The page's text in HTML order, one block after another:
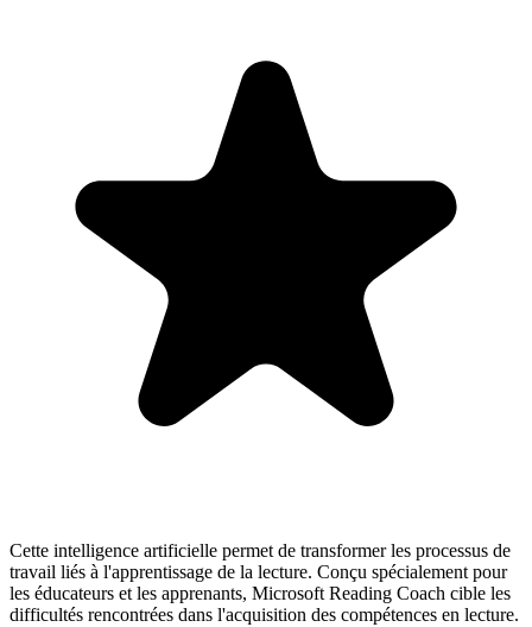
Cette intelligence artificielle permet de transformer les processus de
travail liés à l'apprentissage de la lecture. Conçu spécialement pour
les éducateurs et les apprenants, Microsoft Reading Coach cible les
difficultés rencontrées dans l'acquisition des compétences en lecture.